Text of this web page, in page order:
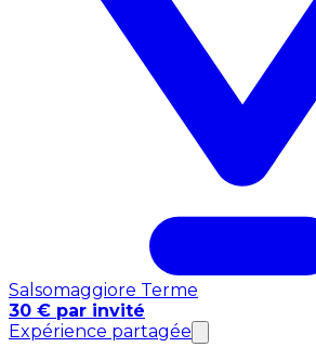
Salsomaggiore Terme
30 € par invité
Expérience partagée